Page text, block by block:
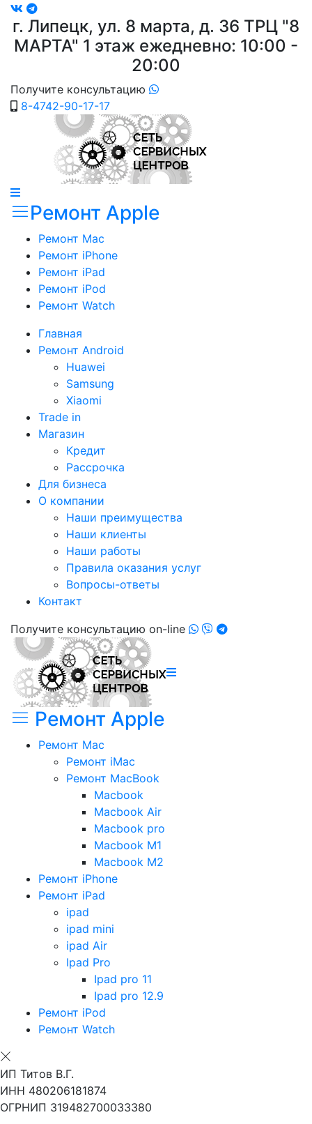
г. Липецк, ул. 8 марта, д. 36 ТРЦ "8
МАРТА" 1 этаж ежедневно: 10:00 -
20:00
Получите консультацию
8-4742-90-17-17
Ремонт Apple
Ремонт Mac
Ремонт iPhone
Ремонт iPad
Ремонт iPod
Ремонт Watch
Главная
Ремонт Android
Huawei
Samsung
Xiaomi
Trade in
Магазин
Кредит
Рассрочка
Для бизнеса
О компании
Наши преимущества
Наши клиенты
Наши работы
Правила оказания услуг
Вопросы-ответы
Контакт
Получите консультацию on-line
Ремонт Apple
Ремонт Mac
Ремонт iMac
Ремонт MacBook
Macbook
Macbook Air
Macbook pro
Macbook M1
Macbook M2
Ремонт iPhone
Ремонт iPad
ipad
ipad mini
ipad Air
Ipad Pro
Ipad pro 11
Ipad pro 12.9
Ремонт iPod
Ремонт Watch
ИП Титов В.Г.
ИНН 480206181874
ОГРНИП 319482700033380